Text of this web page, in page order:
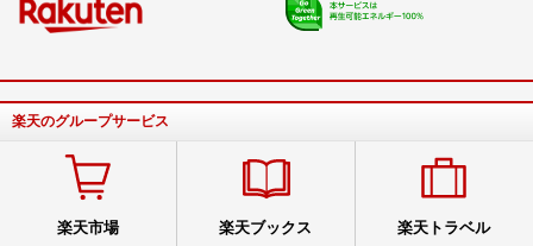
楽天のグループサービス
楽天市場 楽天ブックス 楽天トラベル